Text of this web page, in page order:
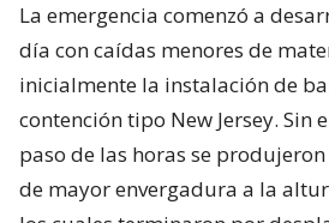
La emergencia comenzó a
día con caídas menores de
inicialmente la instalación de
contención tipo New Jersey. Sin
paso de las horas se
de mayor envergadura a la